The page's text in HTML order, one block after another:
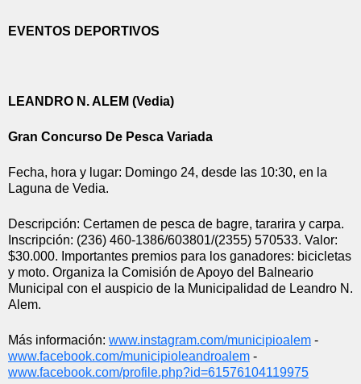
EVENTOS DEPORTIVOS
LEANDRO N. ALEM (Vedia)
Gran Concurso De Pesca Variada
Fecha, hora y lugar: Domingo 24, desde las 10:30, en la
Laguna de Vedia.
Descripción: Certamen de pesca de bagre, tararira y carpa.
Inscripción: (236) 460-1386/603801/(2355) 570533. Valor:
$30.000. Importantes premios para los ganadores: bicicletas
y moto. Organiza la Comisión de Apoyo del Balneario
Municipal con el auspicio de la Municipalidad de Leandro N.
Alem.
Más información: www.instagram.com/municipioalem
www.facebook.com/municipioleandroalem
www.facebook.com/profile.php?id=61576104119975